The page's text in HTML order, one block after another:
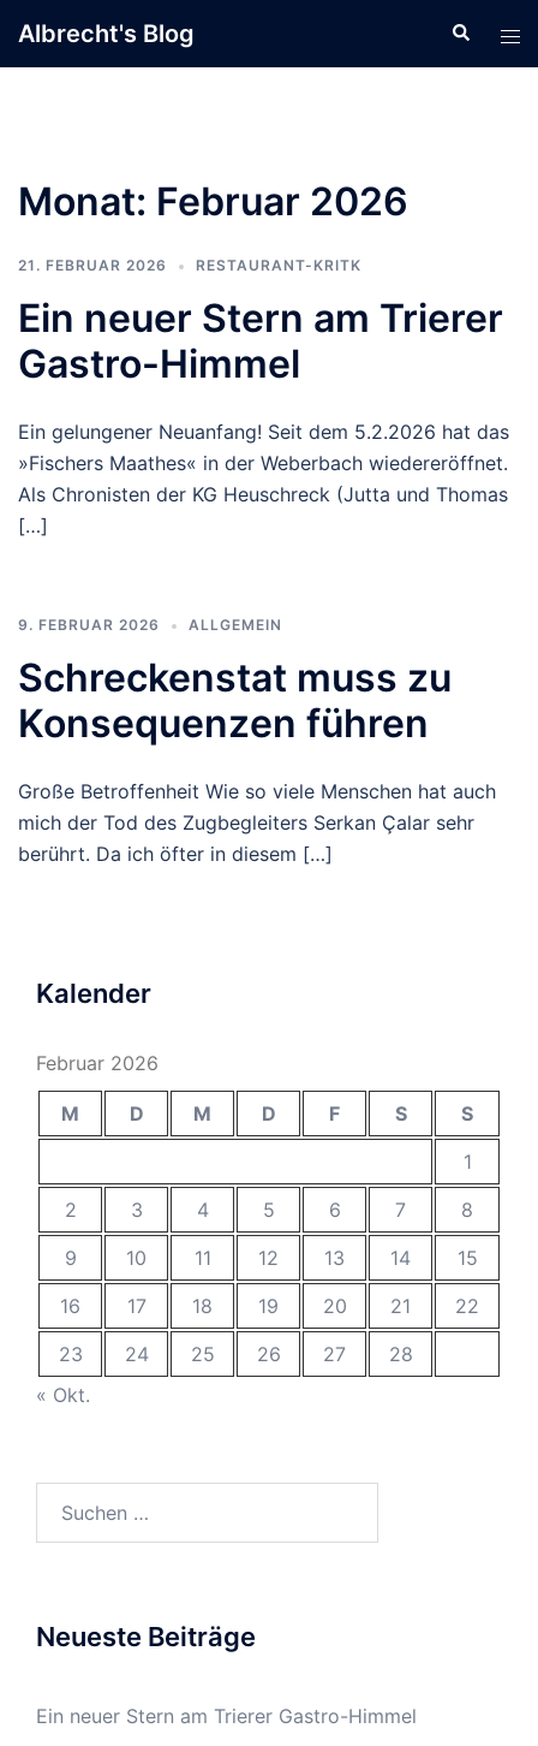
Inhalt
Albrecht's Blog Suche
Monat: Februar 2026
21. FEBRUAR 2026 RESTAURANT-KRITK
Ein neuer Stern am Trierer
Gastro-Himmel
Ein gelungener Neuanfang! Seit dem 5.2.2026 hat das
»Fischers Maathes« in der Weberbach wiedereröffnet.
Als Chronisten der KG Heuschreck (Jutta und Thomas
[…]
9. FEBRUAR 2026 ALLGEMEIN
Schreckenstat muss zu
Konsequenzen führen
Große Betroffenheit Wie so viele Menschen hat auch
mich der Tod des Zugbegleiters Serkan Çalar sehr
berührt. Da ich öfter in diesem […]
Kalender
Februar 2026
M D M D F S
S
1
2
3 4 5 6 7
8
9
10 11 12 13 14
15
16
17 18 19 20 21
22
23
24 25 26 27
28
« Okt.
Neueste Beiträge
Ein neuer Stern am Trierer Gastro-Himmel